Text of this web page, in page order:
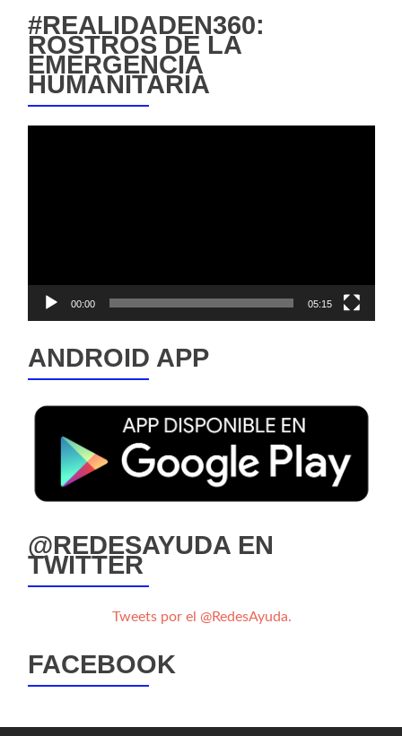
#REALIDADEN360:
ROSTROS DE LA
EMERGENCIA
HUMANITARIA
00:00 05:15
ANDROID APP
@REDESAYUDA EN
TWITTER
Tweets por el @RedesAyuda.
FACEBOOK